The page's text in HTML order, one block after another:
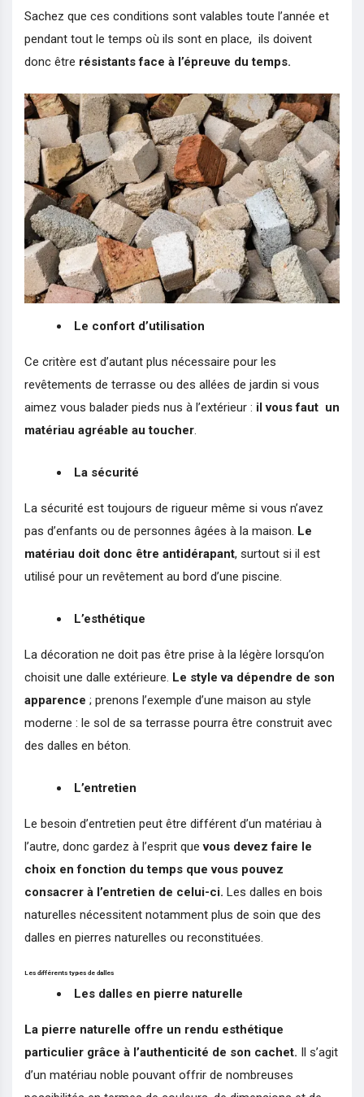
Sachez que ces conditions sont valables toute l’année et
pendant tout le temps où ils sont en place, ils doivent
donc être résistants face à l’épreuve du temps.
Le confort d’utilisation
Ce critère est d’autant plus nécessaire pour les
revêtements de terrasse ou des allées de jardin si vous
aimez vous balader pieds nus à l’extérieur : il vous faut un
matériau agréable au toucher.
La sécurité
La sécurité est toujours de rigueur même si vous n’avez
pas d’enfants ou de personnes âgées à la maison. Le
matériau doit donc être antidérapant, surtout si il est
utilisé pour un revêtement au bord d’une piscine.
L’esthétique
La décoration ne doit pas être prise à la légère lorsqu’on
choisit une dalle extérieure. Le style va dépendre de son
apparence ; prenons l’exemple d’une maison au style
moderne : le sol de sa terrasse pourra être construit avec
des dalles en béton.
L’entretien
Le besoin d’entretien peut être différent d’un matériau à
l’autre, donc gardez à l’esprit quevous devez faire le
choix en fonction du temps que vous pouvez
consacrer à l’entretien de celui-ci. Les dalles en bois
naturelles nécessitent notamment plus de soin que des
dalles en pierres naturelles ou reconstituées.
Les différents types de dalles
Les dalles en pierre naturelle
La pierre naturelle offre un rendu esthétique
particulier grâce à l’authenticité de son cachet. Il s’agit
d’un matériau noble pouvant offrir de nombreuses